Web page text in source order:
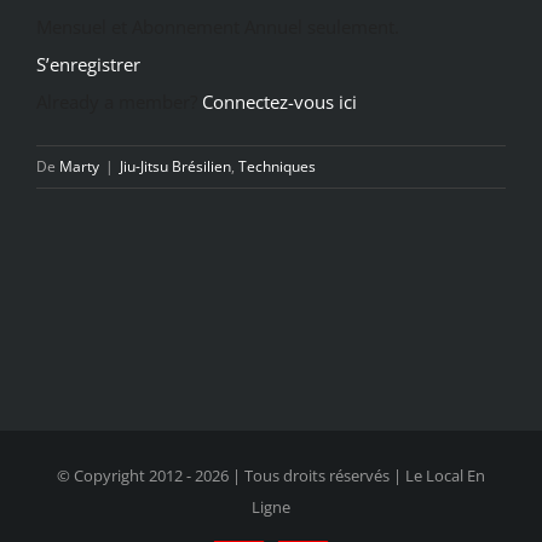
S’enregistrer
Connectez-vous ici
De Marty | Jiu-Jitsu Brésilien, Techniques
© Copyright 2012 -2026 | Tous droits réservés | Le Local En
Ligne